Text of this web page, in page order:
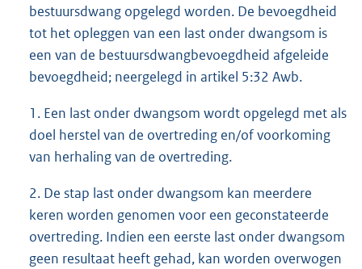
bestuursdwang opgelegd worden. De bevoegdheid
tot het opleggen van een last onder dwangsom is
een van de bestuursdwangbevoegdheid afgeleide
bevoegdheid; neergelegd in artikel 5:32 Awb.
1. Een last onder dwangsom wordt opgelegd met als
doel herstel van de overtreding en/of voorkoming
van herhaling van de overtreding.
2. De stap last onder dwangsom kan meerdere
keren worden genomen voor een geconstateerde
overtreding. Indien een eerste last onder dwangsom
geen resultaat heeft gehad, kan worden overwogen